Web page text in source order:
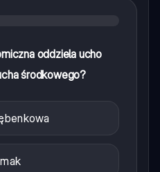
oddziela ucho
środkowego?